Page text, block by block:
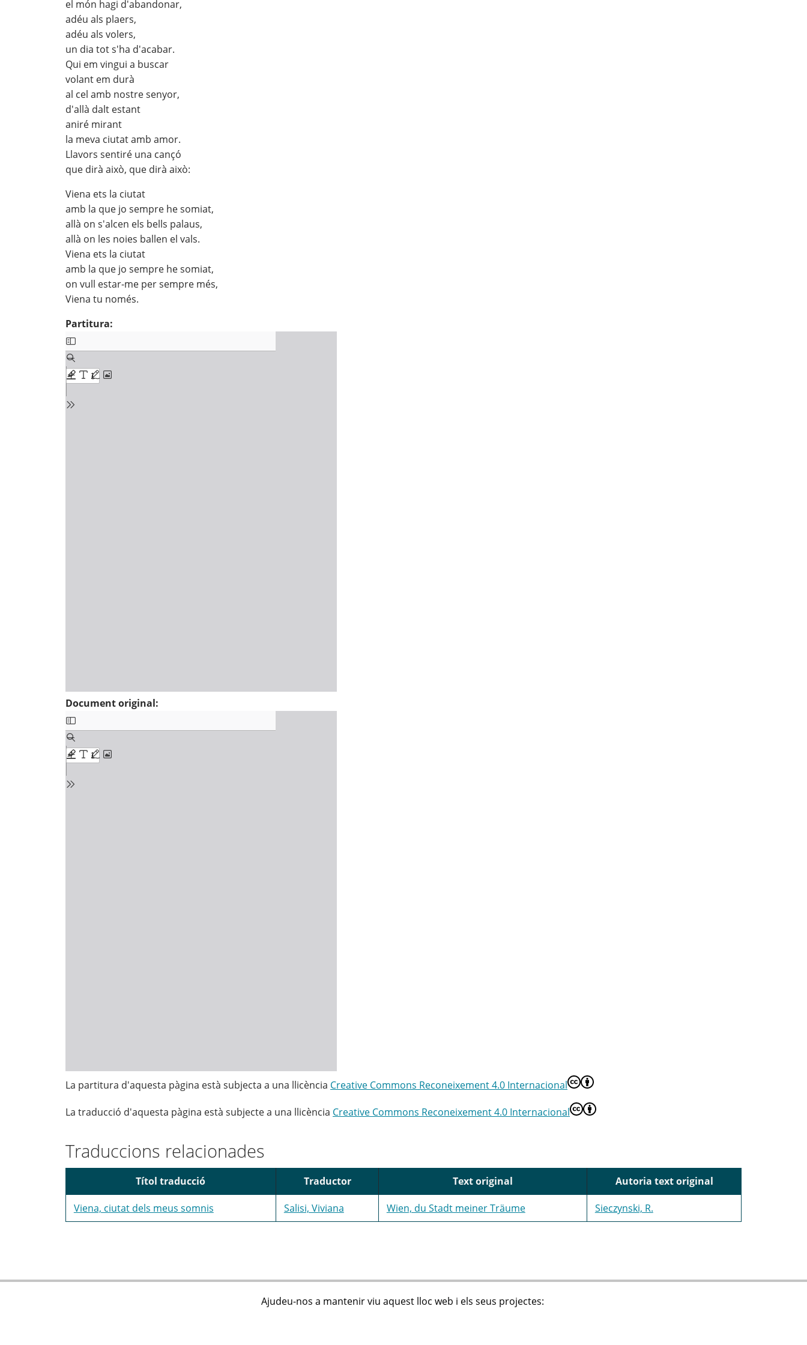
el món hagi d'abandonar,
adéu als plaers,
adéu als volers,
un dia tot s'ha d'acabar.
Qui em vingui a buscar
volant em durà
al cel amb nostre senyor,
d'allà dalt estant
aniré mirant
la meva ciutat amb amor.
Llavors sentiré una cançó
que dirà això, que dirà això:
Viena ets la ciutat
amb la que jo sempre he somiat,
allà on s'alcen els bells palaus,
allà on les noies ballen el vals.
Viena ets la ciutat
amb la que jo sempre he somiat,
on vull estar-me per sempre més,
Viena tu només.
Partitura:
Document original:
La partitura d'aquesta pàgina està subjecta a una llicència Creative Commons Reconeixement 4.0 Internacional
La traducció d'aquesta pàgina està subjecte a una llicència Creative Commons Reconeixement 4.0 Internacional
Traduccions relacionades
Títol traducció Traductor Text original Autoria text original
Viena, ciutat dels meus somnis Salisi, Viviana Wien, du Stadt meiner Träume Sieczynski, R.
Ajudeu-nos a mantenir viu aquest lloc web i els seus projectes: